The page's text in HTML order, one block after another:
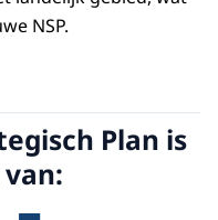
NSP.
Plan is